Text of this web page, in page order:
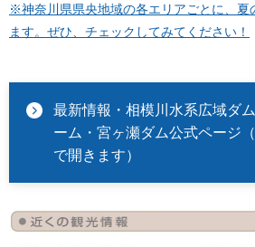
※神奈川県県央地域の各エリアごとに、夏
ます。ぜひ、チェックしてみてください！
最新情報・相模川水系広域ダ
ーム・宮ヶ瀬ダム公式ページ
で開きます）